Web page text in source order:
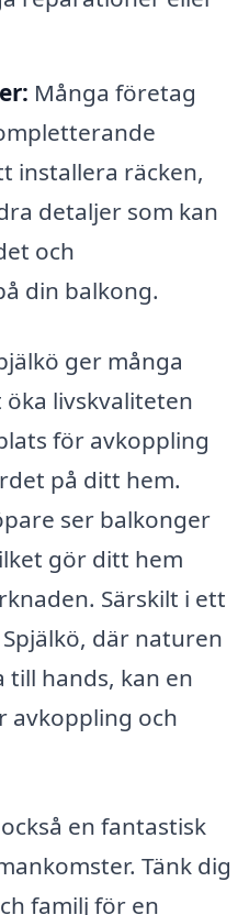
Många företag
installera räcken,
detaljer som kan
och
din balkong.
ger många
livskvaliteten
för avkoppling
på ditt hem.
ser balkonger
gör ditt hem
Särskilt i ett
där naturen
till hands, kan en
avkoppling och
en fantastisk
Tänk dig
familj för en